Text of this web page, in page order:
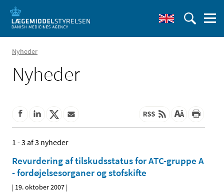
Nyheder
Nyheder
1 - 3 af 3 nyheder
Revurdering af tilskudsstatus for ATC-gruppe A
- fordøjelsesorganer og stofskifte
| 19. oktober 2007 |